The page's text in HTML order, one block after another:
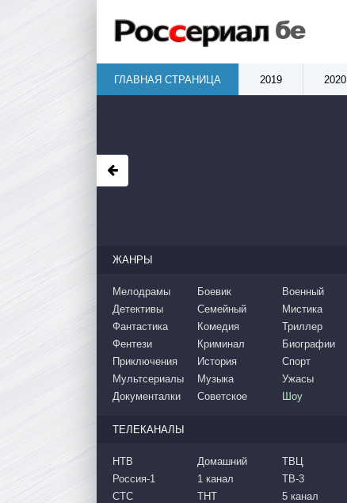
ЖАНРЫ
Мелодрамы
Детективы
Фантастика
Боевик
Семейный
Комедия
Военный
Мистика
Триллер
Фентези
Приключения
Мультсериалы
Документалки
Криминал
История
Музыка
Советское
Биографии
Спорт
Ужасы
Шоу
ТЕЛЕКАНАЛЫ
НТВ
Россия-1
СТС
Домашний
1 канал
ТНТ
ТВЦ
ТВ-3
5 канал
ГЛАВНАЯ СТРАНИЦА 2019 2020